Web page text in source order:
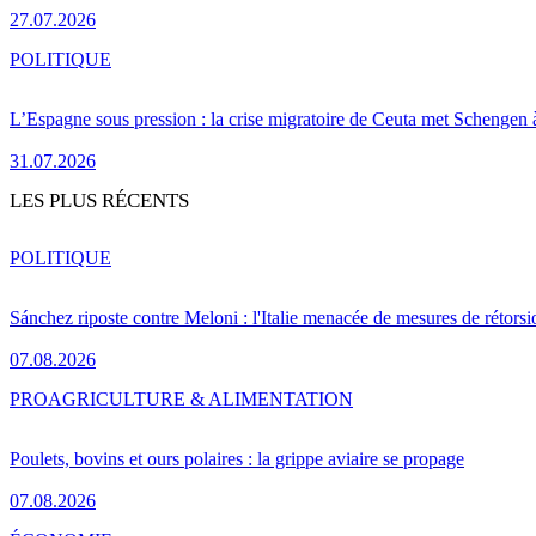
27.07.2026
L’Espagne sous pression : la crise migratoire de Ceuta met Schengen
31.07.2026
POLITIQUE
LES PLUS RÉCENTS
Sánchez riposte contre Meloni : l'Italie menacée de mesures de
07.08.2026
POLITIQUE
Poulets, bovins et ours polaires : la grippe aviaire se propage
07.08.2026
PROAGRICULTURE & ALIMENTATION